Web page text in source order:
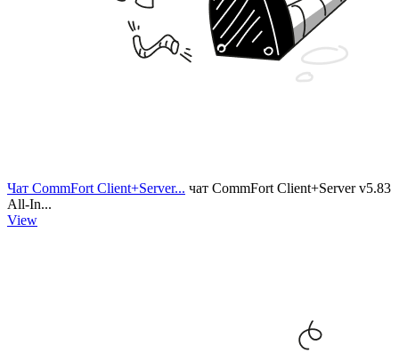
Чат CommFort Client+Server... чат CommFort Client+Server v5.83
All-In...
View